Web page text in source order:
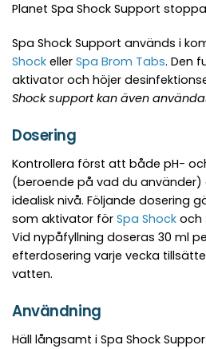
Planet Spa Shock Support
Spa Shock Support används i
Shock eller Spa Brom Tabs. Den
aktivator och höjer
Shock support kan även
Dosering
Kontrollera först att både pH-
(beroende på vad du använder)
idealisk nivå. Följande dosering
som aktivator för Spa Shock och
Vid nypåfyllning doseras 30 ml
efterdosering varje vecka
vatten.
Användning
Häll långsamt i Spa Shock